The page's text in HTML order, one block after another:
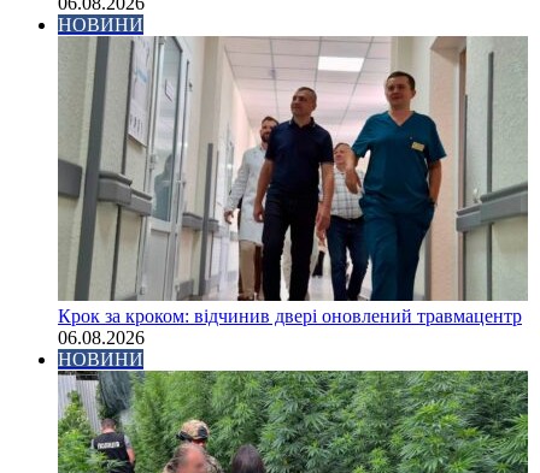
НОВИНИ
Крок за кроком: відчинив двері оновлений травмацентр
06.08.2026
НОВИНИ